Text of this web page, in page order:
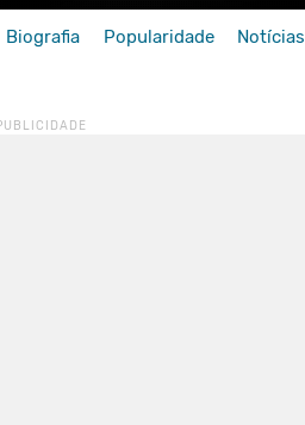
Biografia Popularidade Notícias